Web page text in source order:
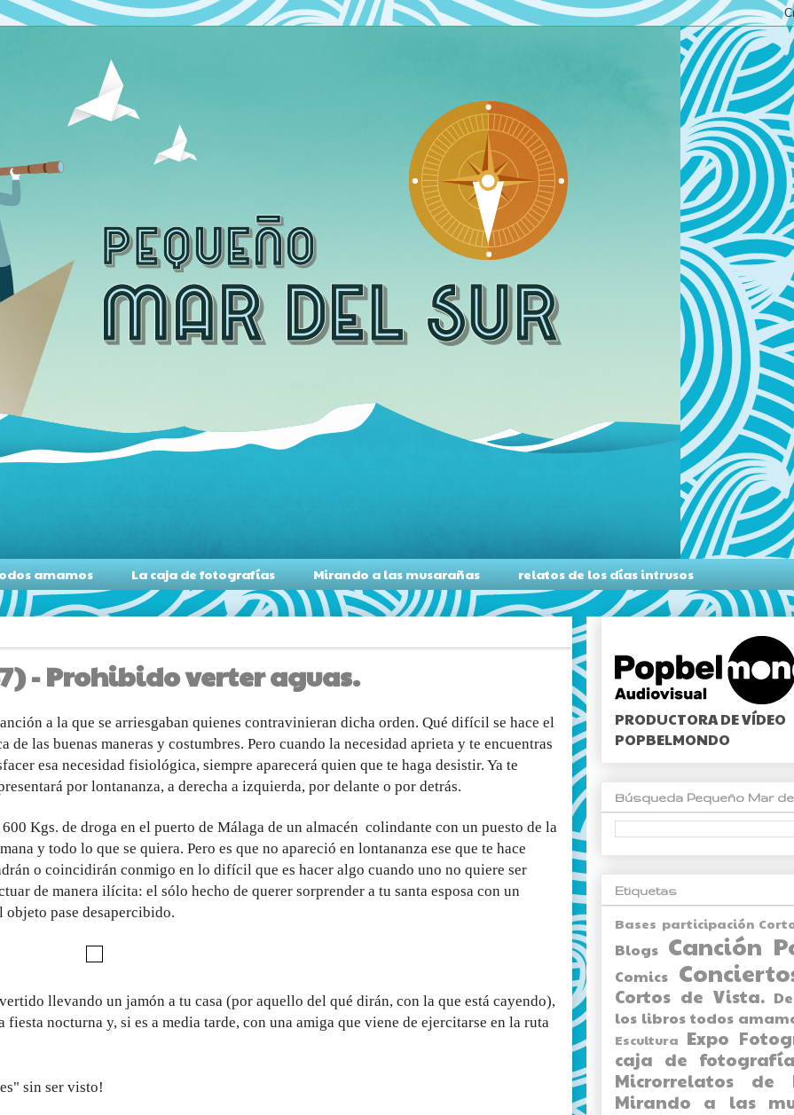
amamos La caja de fotografías Mirando a las musarañas relatos de los días intrusos
- Prohibido verter aguas.
a la que se arriesgaban quienes contravinieran dicha orden. Qué difícil se hace el
las buenas maneras y costumbres. Pero cuando la necesidad aprieta y te encuentras
esa necesidad fisiológica, siempre aparecerá quien que te haga desistir. Ya te
por lontananza, a derecha a izquierda, por delante o por detrás.
Kgs. de droga en el puerto de Málaga de un almacén colindante con un puesto de la
y todo lo que se quiera. Pero es que no apareció en lontananza ese que te hace
o coincidirán conmigo en lo difícil que es hacer algo cuando uno no quiere ser
de manera ilícita: el sólo hecho de querer sorprender a tu santa esposa con un
objeto pase desapercibido.
llevando un jamón a tu casa (por aquello del qué dirán, con la que está cayendo),
nocturna y, si es a media tarde, con una amiga que viene de ejercitarse en la ruta
sin ser visto!
PRODUCTORA DE VÍDEO
POPBELMONDO
Búsqueda Pequeño Mar
Etiquetas
Bases participación
Blogs Canción
Comics
Cortos de Vista.
los libros todos
Escultura Expo
caja de
Microrrelatos de
Mirando a las